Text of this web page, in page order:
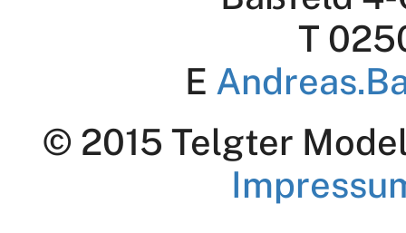
T
E
© 2015 Telgter